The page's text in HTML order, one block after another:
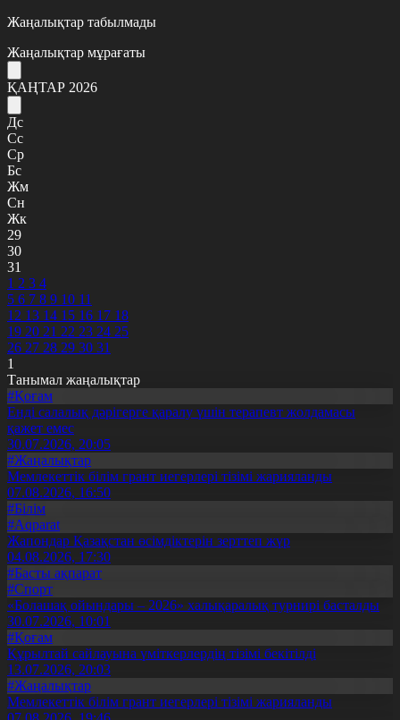
Жаңалықтар табылмады
Жаңалықтар мұрағаты
ҚАҢТАР 2026
Дс
Сс
Ср
Бс
Жм
Сн
Жк
29
30
31
1 2 3 4
5 6 7 8 9 10 11
12 13 14 15 16 17 18
19 20 21 22 23 24 25
26 27 28 29 30 31
1
Танымал жаңалықтар
#Қоғам
Енді салалық дәрігерге қаралу үшін терапевт жолдамасы
қажет емес
30.07.2026, 20:05
#Жаңалықтар
Мемлекеттік білім грант иегерлері тізімі жарияланды
07.08.2026, 16:50
#Білім
#Aqparat
Жапондар Қазақстан өсімдіктерін зерттеп жүр
04.08.2026, 17:30
#Басты ақпарат
#Спорт
«Болашақ ойындары – 2026» халықаралық турнирі басталды
30.07.2026, 10:01
#Қоғам
Құрылтай сайлауына үміткерлердің тізімі бекітілді
13.07.2026, 20:03
#Жаңалықтар
Мемлекеттік білім грант иегерлері тізімі жарияланды